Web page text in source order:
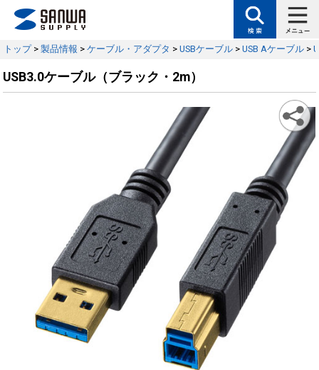
トップ> 製品情報 > ケーブル・アダプタ > USBケーブル > USB Aケーブル >
USB3.0ケーブル（ブラック・2m）